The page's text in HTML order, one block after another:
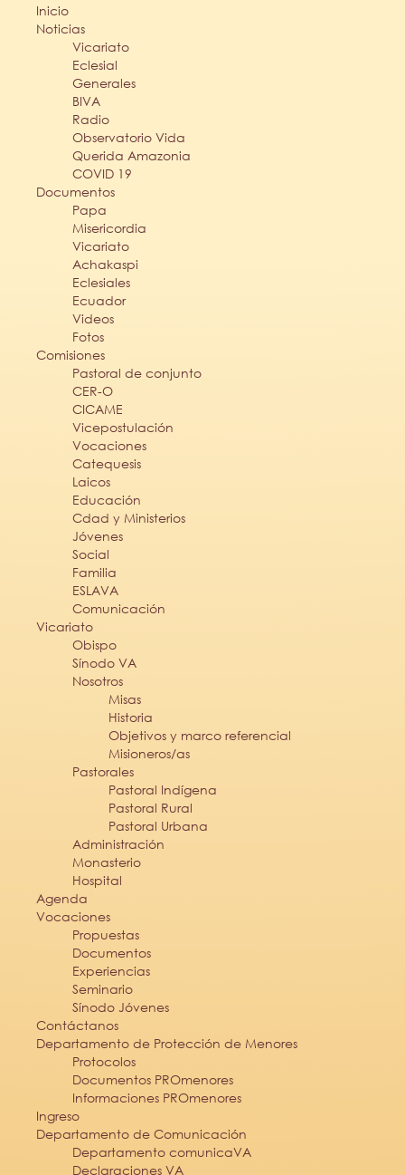
Inicio
Noticias
Vicariato
Eclesial
Generales
BIVA
Radio
Observatorio Vida
Querida Amazonia
COVID 19
Documentos
Papa
Misericordia
Vicariato
Achakaspi
Eclesiales
Ecuador
Videos
Fotos
Comisiones
Pastoral de conjunto
CER-O
CICAME
Vicepostulación
Vocaciones
Catequesis
Laicos
Educación
Cdad y Ministerios
Jóvenes
Social
Familia
ESLAVA
Comunicación
Vicariato
Obispo
Sínodo VA
Nosotros
Misas
Historia
Objetivos y marco referencial
Misioneros/as
Pastorales
Pastoral Indígena
Pastoral Rural
Pastoral Urbana
Administración
Monasterio
Hospital
Agenda
Vocaciones
Propuestas
Documentos
Experiencias
Seminario
Sínodo Jóvenes
Contáctanos
Departamento de Protección de Menores
Protocolos
Documentos PROmenores
Informaciones PROmenores
Ingreso
Departamento de Comunicación
Departamento comunicaVA
Declaraciones VA